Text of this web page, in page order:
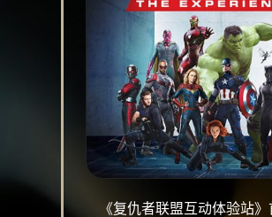
《复仇者联盟互动体验站